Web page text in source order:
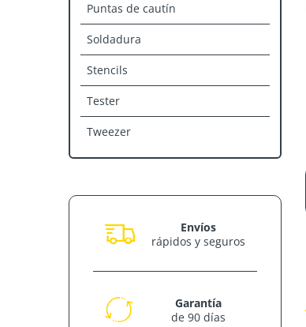
Puntas de cautín
Soldadura
Stencils
Tester
Tweezer
Envíos
rápidos y seguros
Garantía
de 90 días